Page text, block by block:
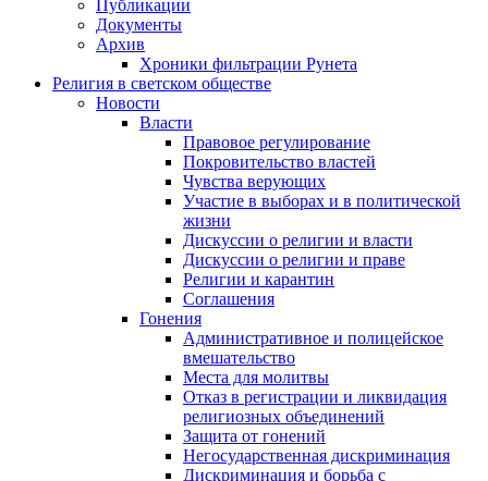
Публикации
Документы
Архив
Хроники фильтрации Рунета
Религия в светском обществе
Новости
Власти
Правовое регулирование
Покровительство властей
Чувства верующих
Участие в выборах и в политической
жизни
Дискуссии о религии и власти
Дискуссии о религии и праве
Религии и карантин
Соглашения
Гонения
Административное и полицейское
вмешательство
Места для молитвы
Отказ в регистрации и ликвидация
религиозных объединений
Защита от гонений
Негосударственная дискриминация
Дискриминация и борьба с